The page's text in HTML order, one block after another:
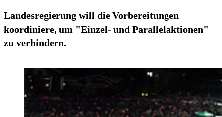
Landesregierung will die Vorbereitungen
koordiniere, um "Einzel- und Parallelaktionen"
zu verhindern.